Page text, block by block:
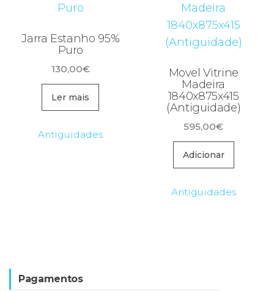
Jarra Estanho 95%
Puro
130,00€
Ler mais
Antiguidades
Movel Vitrine
Madeira
1840x875x415
(Antiguidade)
595,00€
Adicionar
Antiguidades
Pagamentos